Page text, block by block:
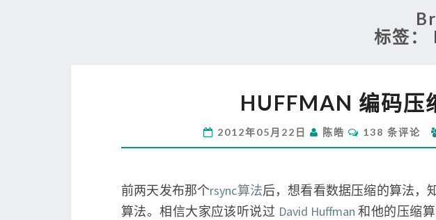
标签：
编
压
法
HUFFMAN 编码压
2012年05月22日 陈皓
评
论
138 条评论
前两天发布那个rsync算法后，想看看数据压缩的算法，
算法。相信大家应该听说过 David Huffman 和他的压缩